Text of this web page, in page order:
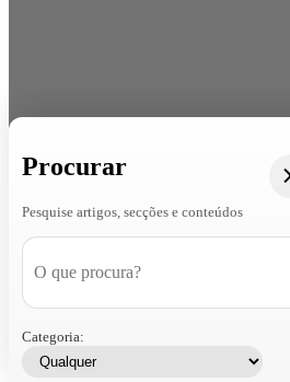
Procurar
Pesquise artigos, secções e conteúdos
Categoria: